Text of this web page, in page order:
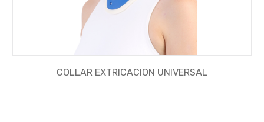
COLLAR EXTRICACION UNIVERSAL